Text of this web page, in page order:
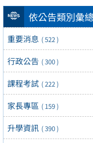
依公告類別彙
重要消息 ( 522 )
行政公告 ( 300 )
課程考試 ( 222 )
家長專區 ( 159 )
升學資訊 ( 390 )